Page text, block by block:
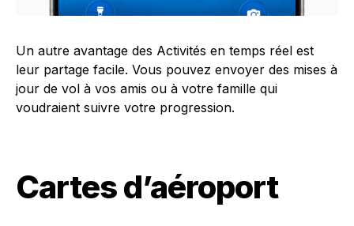
Un autre avantage des Activités en temps réel est
leur partage facile. Vous pouvez envoyer des mises à
jour de vol à vos amis ou à votre famille qui
voudraient suivre votre progression.
Cartes d’aéroport